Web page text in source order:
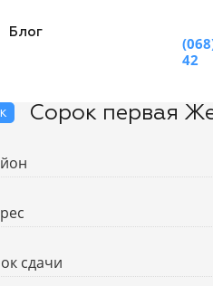
Блог
42
Сорок первая
сдачи